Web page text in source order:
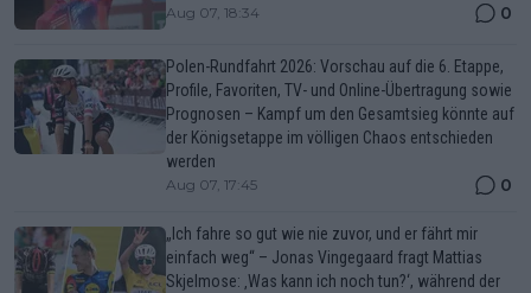
Aug 07, 18:34 0
Polen-Rundfahrt 2026: Vorschau auf die 6. Etappe,
Profile, Favoriten, TV- und Online-Übertragung sowie
Prognosen – Kampf um den Gesamtsieg könnte auf
der Königsetappe im völligen Chaos entschieden
werden
Aug 07, 17:45 0
„Ich fahre so gut wie nie zuvor, und er fährt mir
einfach weg“ – Jonas Vingegaard fragt Mattias
Skjelmose: ‚Was kann ich noch tun?‘, während der